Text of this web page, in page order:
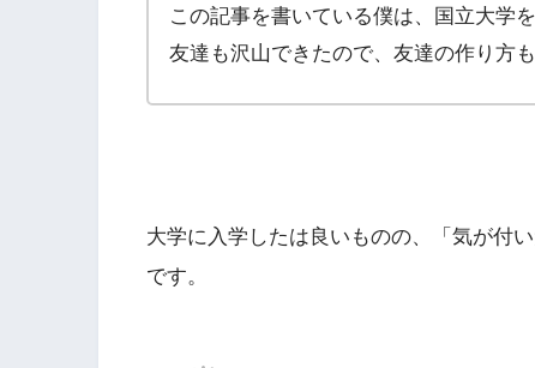
この記事を書いている僕は、国立大学
友達も沢山できたので、友達の作り方も
大学に入学したは良いものの、「気が付
です。